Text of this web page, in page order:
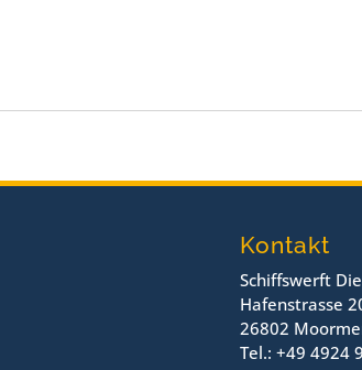
Kontakt
Schiffswerft
Hafenstrasse
26802
Tel.: +49 4924